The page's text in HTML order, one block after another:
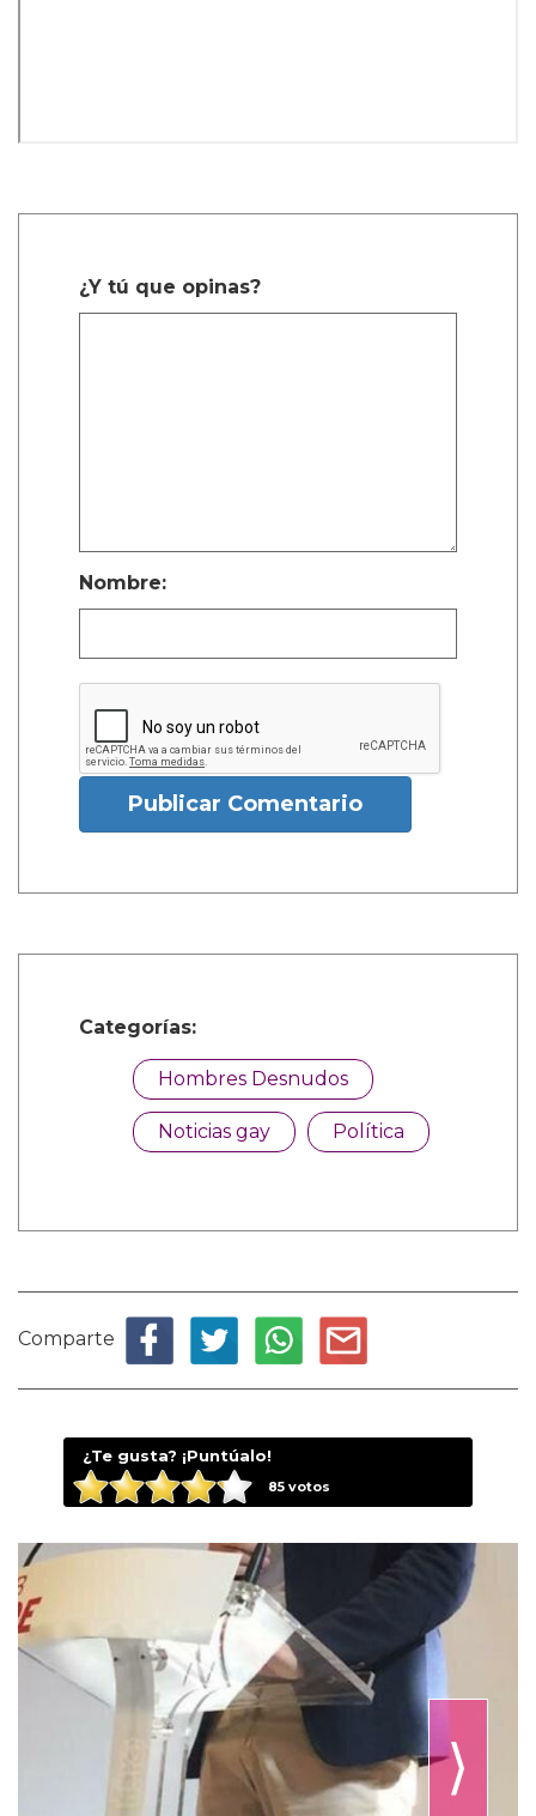
¿Y tú que opinas?
Nombre:
Publicar Comentario
Categorías:
Hombres Desnudos
Noticias gay Política
Comparte
¿Te gusta? ¡Puntúalo!
85votos
⟩